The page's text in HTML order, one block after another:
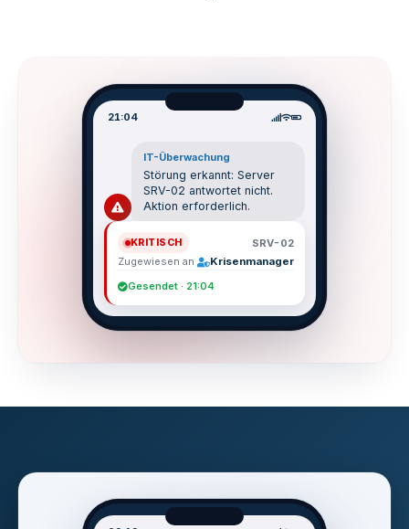
21:04
IT-Überwachung
Störung erkannt: Server
SRV-02 antwortet nicht.
Aktion erforderlich.
KRITISCH
SRV-02
Zugewiesen an
Krisenmanager
Gesendet · 21:04